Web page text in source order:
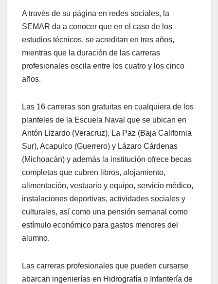
A través de su página en redes sociales, la
SEMAR da a conocer que en el caso de los
estudios técnicos, se acreditan en tres años,
mientras que la duración de las carreras
profesionales oscila entre los cuatro y los cinco
años.
Las 16 carreras son gratuitas en cualquiera de los
planteles de la Escuela Naval que se ubican en
Antón Lizardo (Veracruz), La Paz (Baja California
Sur), Acapulco (Guerrero) y Lázaro Cárdenas
(Michoacán) y además la institución ofrece becas
completas que cubren libros, alojamiento,
alimentación, vestuario y equipo, servicio médico,
instalaciones deportivas, actividades sociales y
culturales, así como una pensión semanal como
estímulo económico para gastos menores del
alumno.
Las carreras profesionales que pueden cursarse
abarcan ingenierías en Hidrografía o Infantería de